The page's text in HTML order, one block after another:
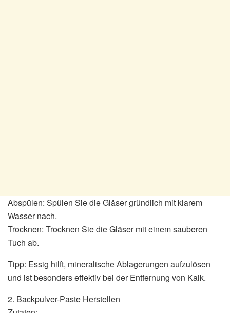
Abspülen: Spülen Sie die Gläser gründlich mit klarem
Wasser nach.
Trocknen: Trocknen Sie die Gläser mit einem sauberen
Tuch ab.
Tipp: Essig hilft, mineralische Ablagerungen aufzulösen
und ist besonders effektiv bei der Entfernung von Kalk.
2. Backpulver-Paste Herstellen